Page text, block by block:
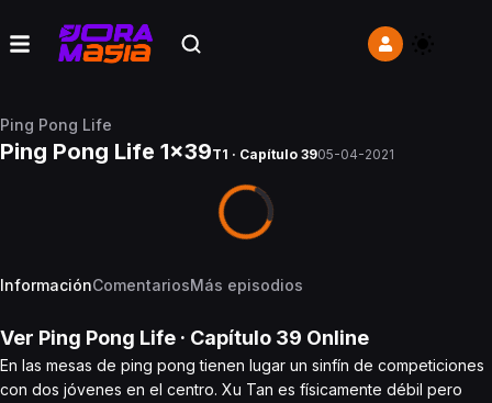
Ping Pong Life
Ping Pong Life 1x39T1 · Capítulo 3905-04-2021
InformaciónComentariosMás episodios
Ver Ping Pong Life · Capítulo 39 Online
En las mesas de ping pong tienen lugar un sinfín de competiciones
con dos jóvenes en el centro. Xu Tan es físicamente débil pero